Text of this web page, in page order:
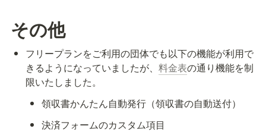
その他
フリープランをご利用の団体でも以下の機能が利用で
きるようになっていましたが、料金表の通り機能を制
限いたしました。
領収書かんたん自動発行（領収書の自動送付）
決済フォームのカスタム項目